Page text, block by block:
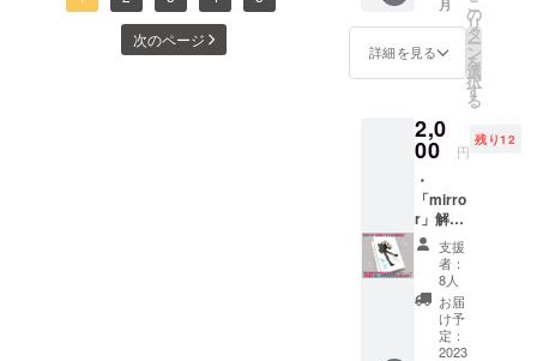
録されています。作曲・演
https://dirtylabor.booth.pm/ite
ms/5306410Freem!(ダウン
頂き、サポート頂きました
次のページ
合がご
ざいま
す。 サ
【直筆
サイ
ン】サ
ンクス
カード
直筆に
て支援
者様の
お名前
を書か
せて頂
きま
カー
ド ・
ゲーム
内クレ
ジット
（ゲー
ム内に
記載し
てほし
いお名
前を備
考欄に
てお書
きくだ
さ
い。）
詳細を見る
の
リ
タ
ー
ン
を
選
択
す
る
2,0
00 円
残り12
・
「mirro
r」解説
「ウラ
とオモ
テの光
あるト
ロ。」1
冊+サイ
支援
者：
8人
お届
け予
定：
2023